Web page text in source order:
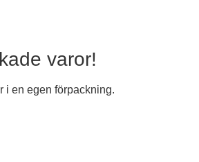
varor!
i en egen förpackning.